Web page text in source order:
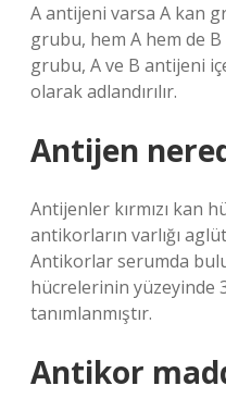
A antijeni varsa A kan
grubu, hem A hem de
grubu, A ve B antijeni
olarak adlandırılır.
Antijen
Antijenler kırmızı kan
antikorların varlığı
Antikorlar serumda
hücrelerinin yüzeyinde
tanımlanmıştır.
Antikor